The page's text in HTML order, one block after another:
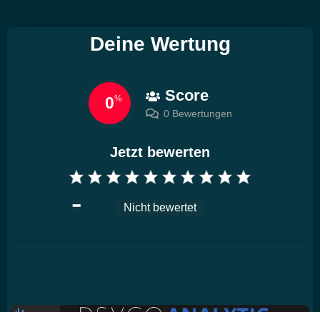
Deine Wertung
0% Score
0 Bewertungen
Jetzt bewerten
Nicht bewertet